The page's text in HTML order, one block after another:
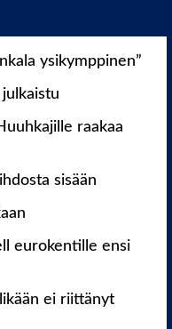
ysikymppinen”
raakaa
sisään
eurokentille ensi
ei riittänyt